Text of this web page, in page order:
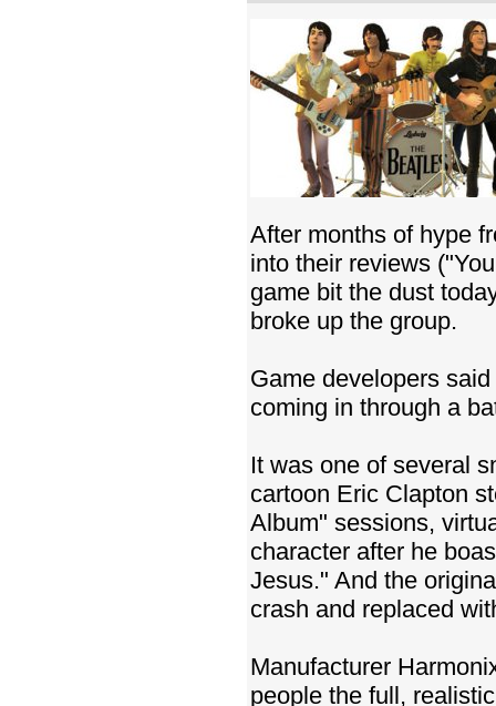
After months of hype
into their reviews
game bit the dust
broke up the group.
Game developers
coming in through a
It was one of several
cartoon Eric Clapton
Album" sessions,
character after he
Jesus." And the
crash and replaced
Manufacturer
people the full,